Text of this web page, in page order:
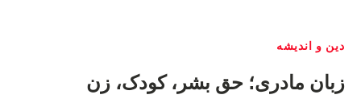
دین و اندیشه
زبان مادری؛ حق بشر، کودک، زن